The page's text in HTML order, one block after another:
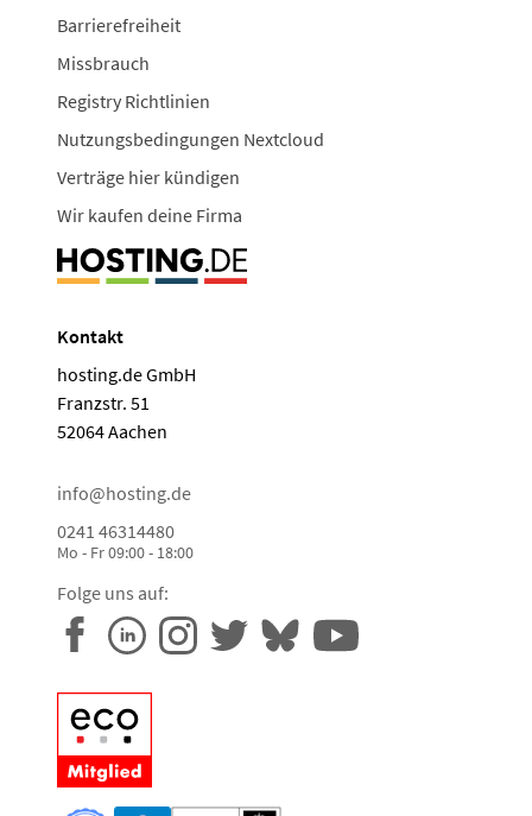
Barrierefreiheit
Missbrauch
Registry Richtlinien
Nutzungsbedingungen Nextcloud
Verträge hier kündigen
Wir kaufen deine Firma
Kontakt
hosting.de GmbH
Franzstr. 51
52064 Aachen
info@hosting.de
0241 46314480
Mo - Fr 09:00 - 18:00
Folge uns auf: